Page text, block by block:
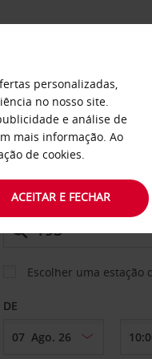
CARRO
LEVANTAR EM
Escolher uma estação
DE
personalizadas,
no nosso site.
e análise de
mais informação. Ao
de cookies.
ACEITAR E FECHAR